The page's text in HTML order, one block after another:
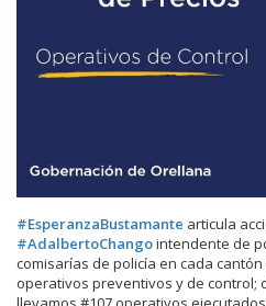
#EsperanzaBustamante articula
#AdalbertoChangointendente de
comisarías de policía en cada
operativos preventivos y de control;